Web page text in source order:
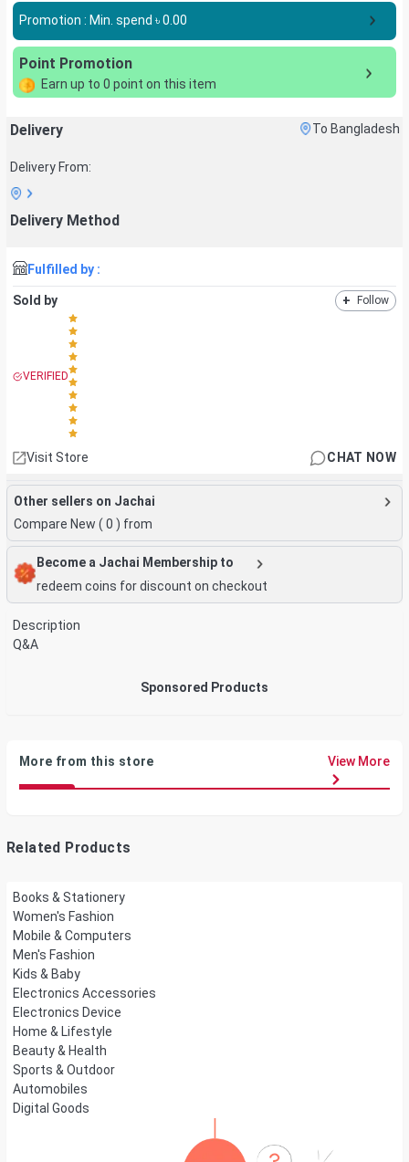
Promotion : Min. spend ৳0.00
Point Promotion
Earn up to 0 point on this item
Delivery To Bangladesh
Delivery From:
Delivery Method
Fulfilled by :
Sold by + Follow
VERIFIED
Visit Store CHAT NOW
Other sellers on Jachai
Compare New ( 0 ) from
Become a Jachai Membership to
redeem coins for discount on checkout
Description
Q&A
Sponsored Products
More from this store View More
Related Products
Books & Stationery
Women's Fashion
Mobile & Computers
Men's Fashion
Kids & Baby
Electronics Accessories
Electronics Device
Home & Lifestyle
Beauty & Health
Sports & Outdoor
Automobiles
Digital Goods